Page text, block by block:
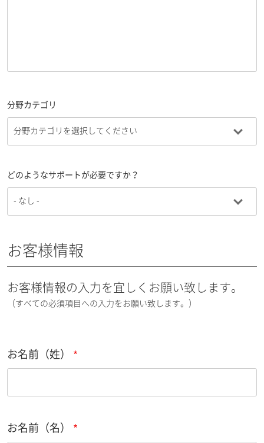
分野カテゴリ
どのようなサポートが必要ですか？
お客様情報
お客様情報の入力を宜しくお願い致します。
（すべての必須項目への入力をお願い致します。）
お名前（姓）
お名前（名）